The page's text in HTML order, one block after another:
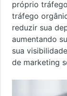
próprio
tráfego
reduzir sua
aumentando
sua
de marketing